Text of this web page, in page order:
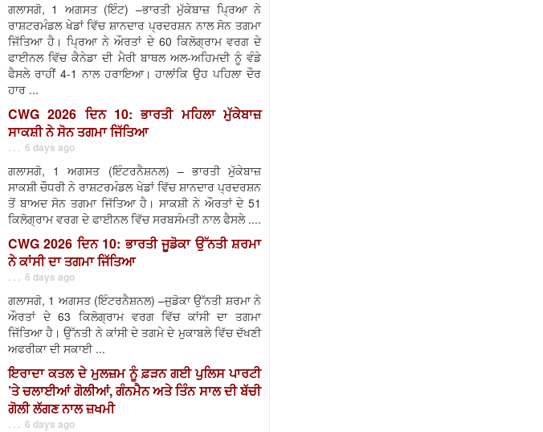
ਗਲਾਸਗੋ, 1 ਅਗਸਤ (ਇੰਟ) –ਭਾਰਤੀ ਮੁੱਕੇਬਾਜ਼ ਪ੍ਰਿਆ ਨੇ
ਰਾਸ਼ਟਰਮੰਡਲ ਖੇਡਾਂ ਵਿੱਚ ਸ਼ਾਨਦਾਰ ਪ੍ਰਦਰਸ਼ਨ ਨਾਲ ਸੋਨ ਤਗਮਾ
ਜਿੱਤਿਆ ਹੈ। ਪ੍ਰਿਆ ਨੇ ਔਰਤਾਂ ਦੇ 60 ਕਿਲੋਗ੍ਰਾਮ ਵਰਗ ਦੇ
ਫਾਈਨਲ ਵਿੱਚ ਕੈਨੇਡਾ ਦੀ ਮੈਰੀ ਬਾਥਲ ਅਲ-ਅਹਿਮਦੀ ਨੂੰ ਵੰਡੇ
ਫੈਸਲੇ ਰਾਹੀਂ 4-1 ਨਾਲ ਹਰਾਇਆ। ਹਾਲਾਂਕਿ ਉਹ ਪਹਿਲਾ ਦੌਰ
ਹਾਰ ...
CWG 2026 ਦਿਨ 10: ਭਾਰਤੀ ਮਹਿਲਾ ਮੁੱਕੇਬਾਜ਼
ਸਾਕਸ਼ੀ ਨੇ ਸੋਨ ਤਗਮਾ ਜਿੱਤਿਆ
. . . 6 days ago
ਗਲਾਸਗੋ, 1 ਅਗਸਤ (ਇੰਟਰਨੈਸ਼ਨਲ) – ਭਾਰਤੀ ਮੁੱਕੇਬਾਜ਼
ਸਾਕਸ਼ੀ ਚੌਧਰੀ ਨੇ ਰਾਸ਼ਟਰਮੰਡਲ ਖੇਡਾਂ ਵਿੱਚ ਸ਼ਾਨਦਾਰ ਪ੍ਰਦਰਸ਼ਨ
ਤੋਂ ਬਾਅਦ ਸੋਨ ਤਗਮਾ ਜਿੱਤਿਆ ਹੈ। ਸਾਕਸ਼ੀ ਨੇ ਔਰਤਾਂ ਦੇ 51
ਕਿਲੋਗ੍ਰਾਮ ਵਰਗ ਦੇ ਫਾਈਨਲ ਵਿੱਚ ਸਰਬਸੰਮਤੀ ਨਾਲ ਫੈਸਲੇ ....
CWG 2026 ਦਿਨ 10: ਭਾਰਤੀ ਜੂਡੋਕਾ ਉੱਨਤੀ ਸ਼ਰਮਾ
ਨੇ ਕਾਂਸੀ ਦਾ ਤਗਮਾ ਜਿੱਤਿਆ
. . . 6 days ago
ਗਲਾਸਗੋ, 1 ਅਗਸਤ (ਇੰਟਰਨੈਸ਼ਨਲ) –ਜੁਡੋਕਾ ਉੱਨਤੀ ਸ਼ਰਮਾ ਨੇ
ਔਰਤਾਂ ਦੇ 63 ਕਿਲੋਗ੍ਰਾਮ ਵਰਗ ਵਿੱਚ ਕਾਂਸੀ ਦਾ ਤਗਮਾ
ਜਿੱਤਿਆ ਹੈ। ਉੱਨਤੀ ਨੇ ਕਾਂਸੀ ਦੇ ਤਗਮੇ ਦੇ ਮੁਕਾਬਲੇ ਵਿੱਚ ਦੱਖਣੀ
ਅਫਰੀਕਾ ਦੀ ਸਕਾਈ ...
ਇਰਾਦਾ ਕਤਲ ਦੇ ਮੁਲਜ਼ਮ ਨੂੰ ਫ਼ੜਨ ਗਈ ਪੁਲਿਸ ਪਾਰਟੀ
’ਤੇ ਚਲਾਈਆਂ ਗੋਲੀਆਂ, ਗੰਨਮੈਨ ਅਤੇ ਤਿੰਨ ਸਾਲ ਦੀ ਬੱਚੀ
ਗੋਲੀ ਲੱਗਣ ਨਾਲ ਜ਼ਖਮੀ
. . . 6 days ago